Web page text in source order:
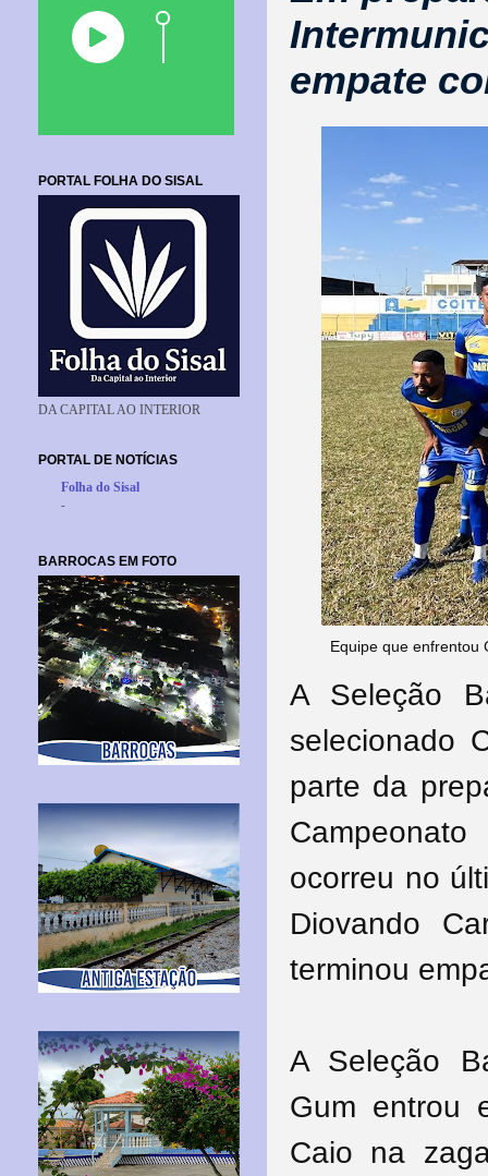
empate
Equipe que enfrentou
A Seleção
selecionado
parte da
ocorreu no
Diovando
terminou
A Seleção
Gum entrou
Caio na
PORTAL FOLHA DO SISAL
DA CAPITAL AO INTERIOR
PORTAL DE NOTÍCIAS
Folha do Sisal
-
BARROCAS EM FOTO